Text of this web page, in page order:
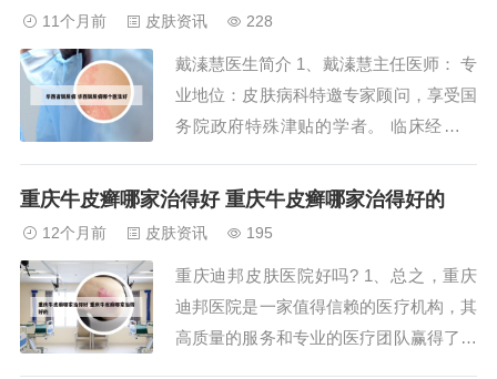
来，该科室逐渐发展壮大，门诊人数和住
院病人...
11个月前 皮肤资讯 228
戴溱慧医生简介 1、戴溱慧主任医师： 专
业地位：皮肤病科特邀专家顾问，享受国
务院政府特殊津贴的学者。 临床经验：
域：专长于治疗白癜风、牛皮癣、红斑狼
多患者战胜疾病。2、戴溱慧医生简介如
下：基...
重庆牛皮癣哪家治得好 重庆牛皮癣哪家治得好的
12个月前 皮肤资讯 195
重庆迪邦皮肤医院好吗? 1、总之，重庆
迪邦医院是一家值得信赖的医疗机构，其
高质量的服务和专业的医疗团队赢得了广